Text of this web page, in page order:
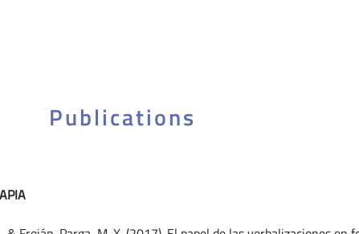
Publications